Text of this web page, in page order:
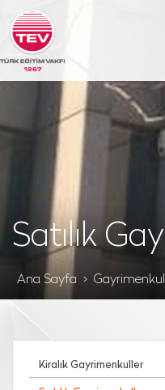
Satılık
Ana Sayfa
Kiralık Gayrimenkuller